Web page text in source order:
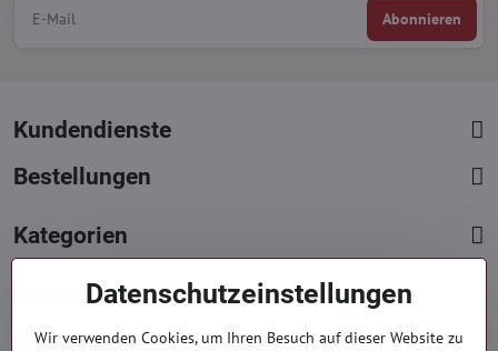
Abonnieren
Kundendienste
Bestellungen
Kategorien
Kontakte
+421 919 060 751
Datenschutzeinstellungen
Wir verwenden Cookies, um Ihren Besuch auf dieser Website zu